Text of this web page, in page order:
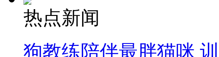
热点新闻
狗教练陪伴最胖猫咪